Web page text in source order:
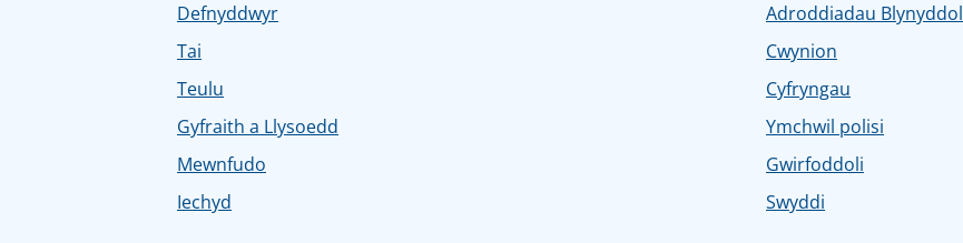
Defnyddwyr
Tai
Teulu
Gyfraith a Llysoedd
Mewnfudo
Iechyd
Adroddiadau Blynyddol
Cwynion
Cyfryngau
Ymchwil polisi
Gwirfoddoli
Swyddi